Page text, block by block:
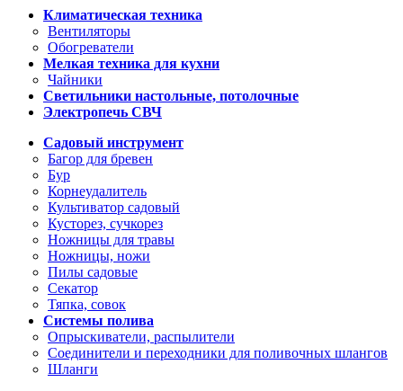
Климатическая техника
Вентиляторы
Обогреватели
Мелкая техника для кухни
Чайники
Светильники настольные, потолочные
Электропечь СВЧ
Садовый инструмент
Багор для бревен
Бур
Корнеудалитель
Культиватор садовый
Кусторез, сучкорез
Ножницы для травы
Ножницы, ножи
Пилы садовые
Секатор
Тяпка, совок
Системы полива
Опрыскиватели, распылители
Соединители и переходники для поливочных шлангов
Шланги